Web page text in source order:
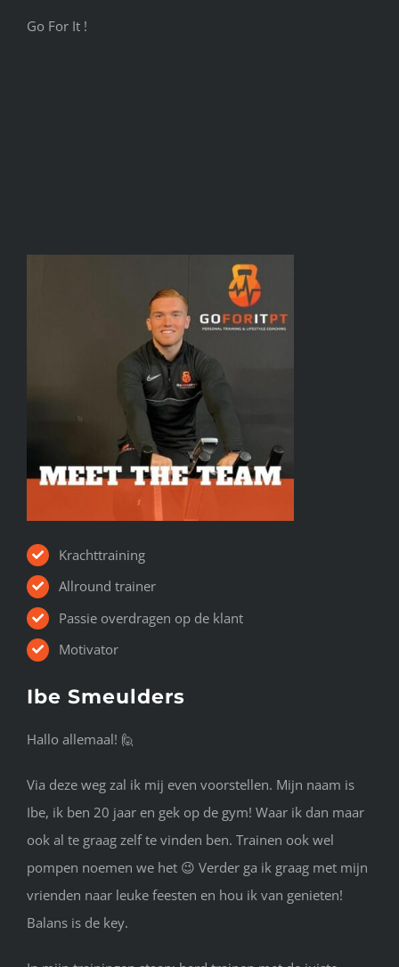
Go For It !
Krachttraining
Allround trainer
Passie overdragen op de klant
Motivator
Ibe Smeulders
Hallo allemaal! 🙋‍
Via deze weg zal ik mij even voorstellen. Mijn naam is
Ibe, ik ben 20 jaar en gek op de gym! Waar ik dan maar
ook al te graag zelf te vinden ben. Trainen ook wel
pompen noemen we het 😉 Verder ga ik graag met mijn
vrienden naar leuke feesten en hou ik van genieten!
Balans is de key.